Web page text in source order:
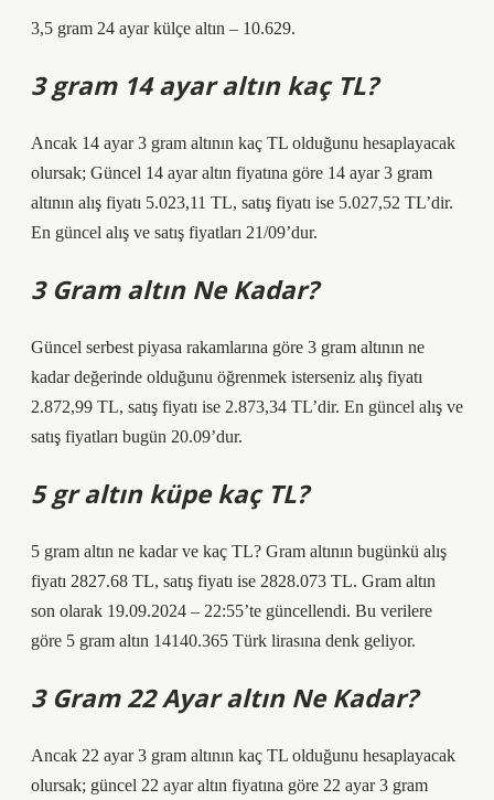
3,5 gram 24 ayar külçe altın – 10.629.
3 gram 14 ayar altın kaç TL?
Ancak 14 ayar 3 gram altının kaç TL olduğunu hesaplayacak
olursak; Güncel 14 ayar altın fiyatına göre 14 ayar 3 gram
altının alış fiyatı 5.023,11 TL, satış fiyatı ise 5.027,52 TL’dir.
En güncel alış ve satış fiyatları 21/09’dur.
3 Gram altın Ne Kadar?
Güncel serbest piyasa rakamlarına göre 3 gram altının ne
kadar değerinde olduğunu öğrenmek isterseniz alış fiyatı
2.872,99 TL, satış fiyatı ise 2.873,34 TL’dir. En güncel alış ve
satış fiyatları bugün 20.09’dur.
5 gr altın küpe kaç TL?
5 gram altın ne kadar ve kaç TL? Gram altının bugünkü alış
fiyatı 2827.68 TL, satış fiyatı ise 2828.073 TL. Gram altın
son olarak 19.09.2024 – 22:55’te güncellendi. Bu verilere
göre 5 gram altın 14140.365 Türk lirasına denk geliyor.
3 Gram 22 Ayar altın Ne Kadar?
Ancak 22 ayar 3 gram altının kaç TL olduğunu hesaplayacak
olursak; güncel 22 ayar altın fiyatına göre 22 ayar 3 gram